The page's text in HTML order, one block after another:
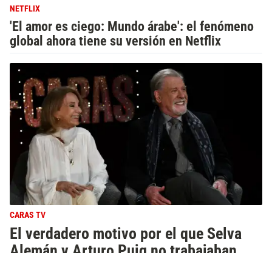
NETFLIX
'El amor es ciego: Mundo árabe': el fenómeno
global ahora tiene su versión en Netflix
CARAS TV
El verdadero motivo por el que Selva